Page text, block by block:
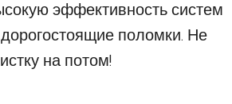
эффективность систем
поломки. Не
на потом!